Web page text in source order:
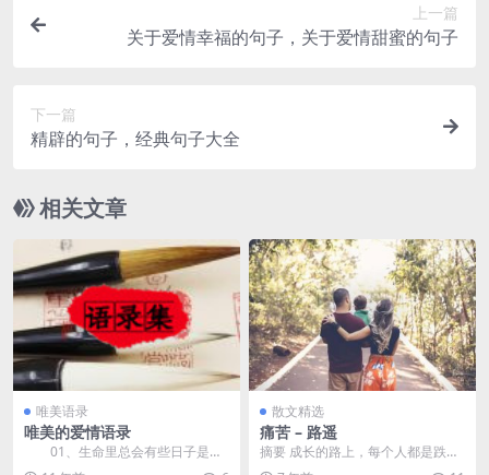
上一篇
关于爱情幸福的句子，关于爱情甜蜜的句子
下一篇
精辟的句子，经典句子大全
相关文章
唯美语录
唯美的爱情语录
01、生命里总会有些日子是昏
暗的那也不要紧没有星星可以数的
散文精选
痛苦 – 路遥
摘要 成长的路上，每个人都是跌跌
撞撞，那些岁月里留下的苦痛，让